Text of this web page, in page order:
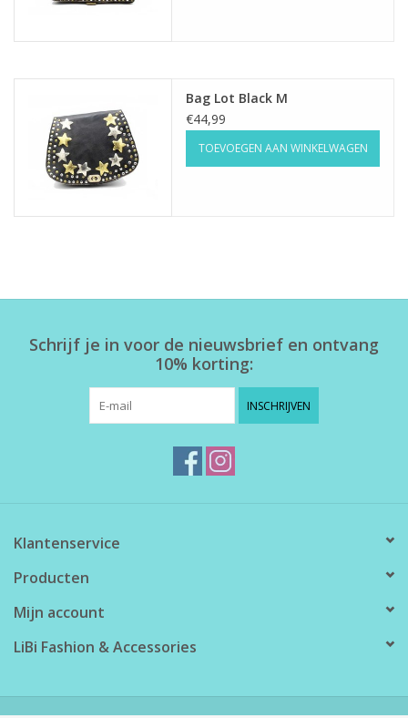
Bag Lot Black M
€44,99
TOEVOEGEN AAN WINKELWAGEN
Schrijf je in voor de nieuwsbrief en ontvang
10% korting:
INSCHRIJVEN
Klantenservice
Producten
Mijn account
LiBi Fashion & Accessories